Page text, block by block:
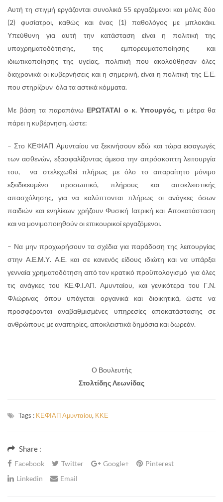
Αυτή τη στιγμή εργάζονται συνολικά 55 εργαζόμενοι και μόλις δύο
(2) φυσίατροι, καθώς και ένας (1) παθολόγος με μπλοκάκι.
Υπεύθυνη για αυτή την κατάσταση είναι η πολιτική της
υποχρηματοδότησης, της εμπορευματοποίησης και
ιδιωτικοποίησης της υγείας, πολιτική που ακολούθησαν όλες
διαχρονικά οι κυβερνήσεις και η σημερινή, είναι η πολιτική της Ε.Ε.
που στηρίζουν όλα τα αστικά κόμματα.
Με βάση τα παραπάνω ΕΡΩΤΑΤΑΙ ο κ. Υπουργός,τι μέτρα θα
πάρει η κυβέρνηση, ώστε:
– Στο ΚΕΦΙΑΠ Αμυνταίου να ξεκινήσουν εδώ και τώρα εισαγωγές
των ασθενών, εξασφαλίζοντας άμεσα την απρόσκοπτη λειτουργία
του, να στελεχωθεί πλήρως με όλο το απαραίτητο μόνιμο
εξειδικευμένο προσωπικό, πλήρους και αποκλειστικής
απασχόλησης, για να καλύπτονται πλήρως οι ανάγκες όσων
παιδιών και ενηλίκων χρήζουν Φυσική Ιατρική και Αποκατάσταση
και να μονιμοποιηθούν οι επικουρικοί εργαζόμενοι.
– Να μην προχωρήσουν τα σχέδια για παράδοση της λειτουργίας
στην Α.Ε.Μ.Υ. Α.Ε. και σε κανενός είδους ιδιώτη και να υπάρξει
γενναία χρηματοδότηση από τον κρατικό προϋπολογισμό για όλες
τις ανάγκες του ΚΕ.Φ.Ι.ΑΠ. Αμυνταίου, και γενικότερα του Γ.Ν.
Φλώρινας όπου υπάγεται οργανικά και διοικητικά, ώστε να
προσφέρονται αναβαθμισμένες υπηρεσίες αποκατάστασης σε
ανθρώπους με αναπηρίες, αποκλειστικά δημόσια και δωρεάν.
Ο Βουλευτής
Στολτίδης Λεωνίδας
Tags : ΚΕΦΙΑΠ Αμυνταίου, ΚΚΕ
Share :
Facebook Twitter Google+
Pinterest
Linkedin
Email